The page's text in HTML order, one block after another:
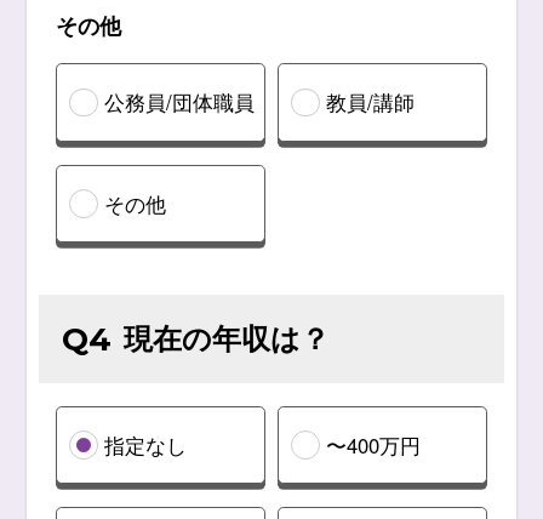
その他
公務員/団体職員 教員/講師
その他
Q4 現在の年収は？
指定なし 〜400万円